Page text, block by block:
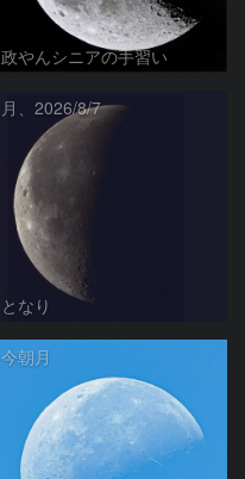
政やんシニアの手習い
月、2026/8/7
となり
今朝月